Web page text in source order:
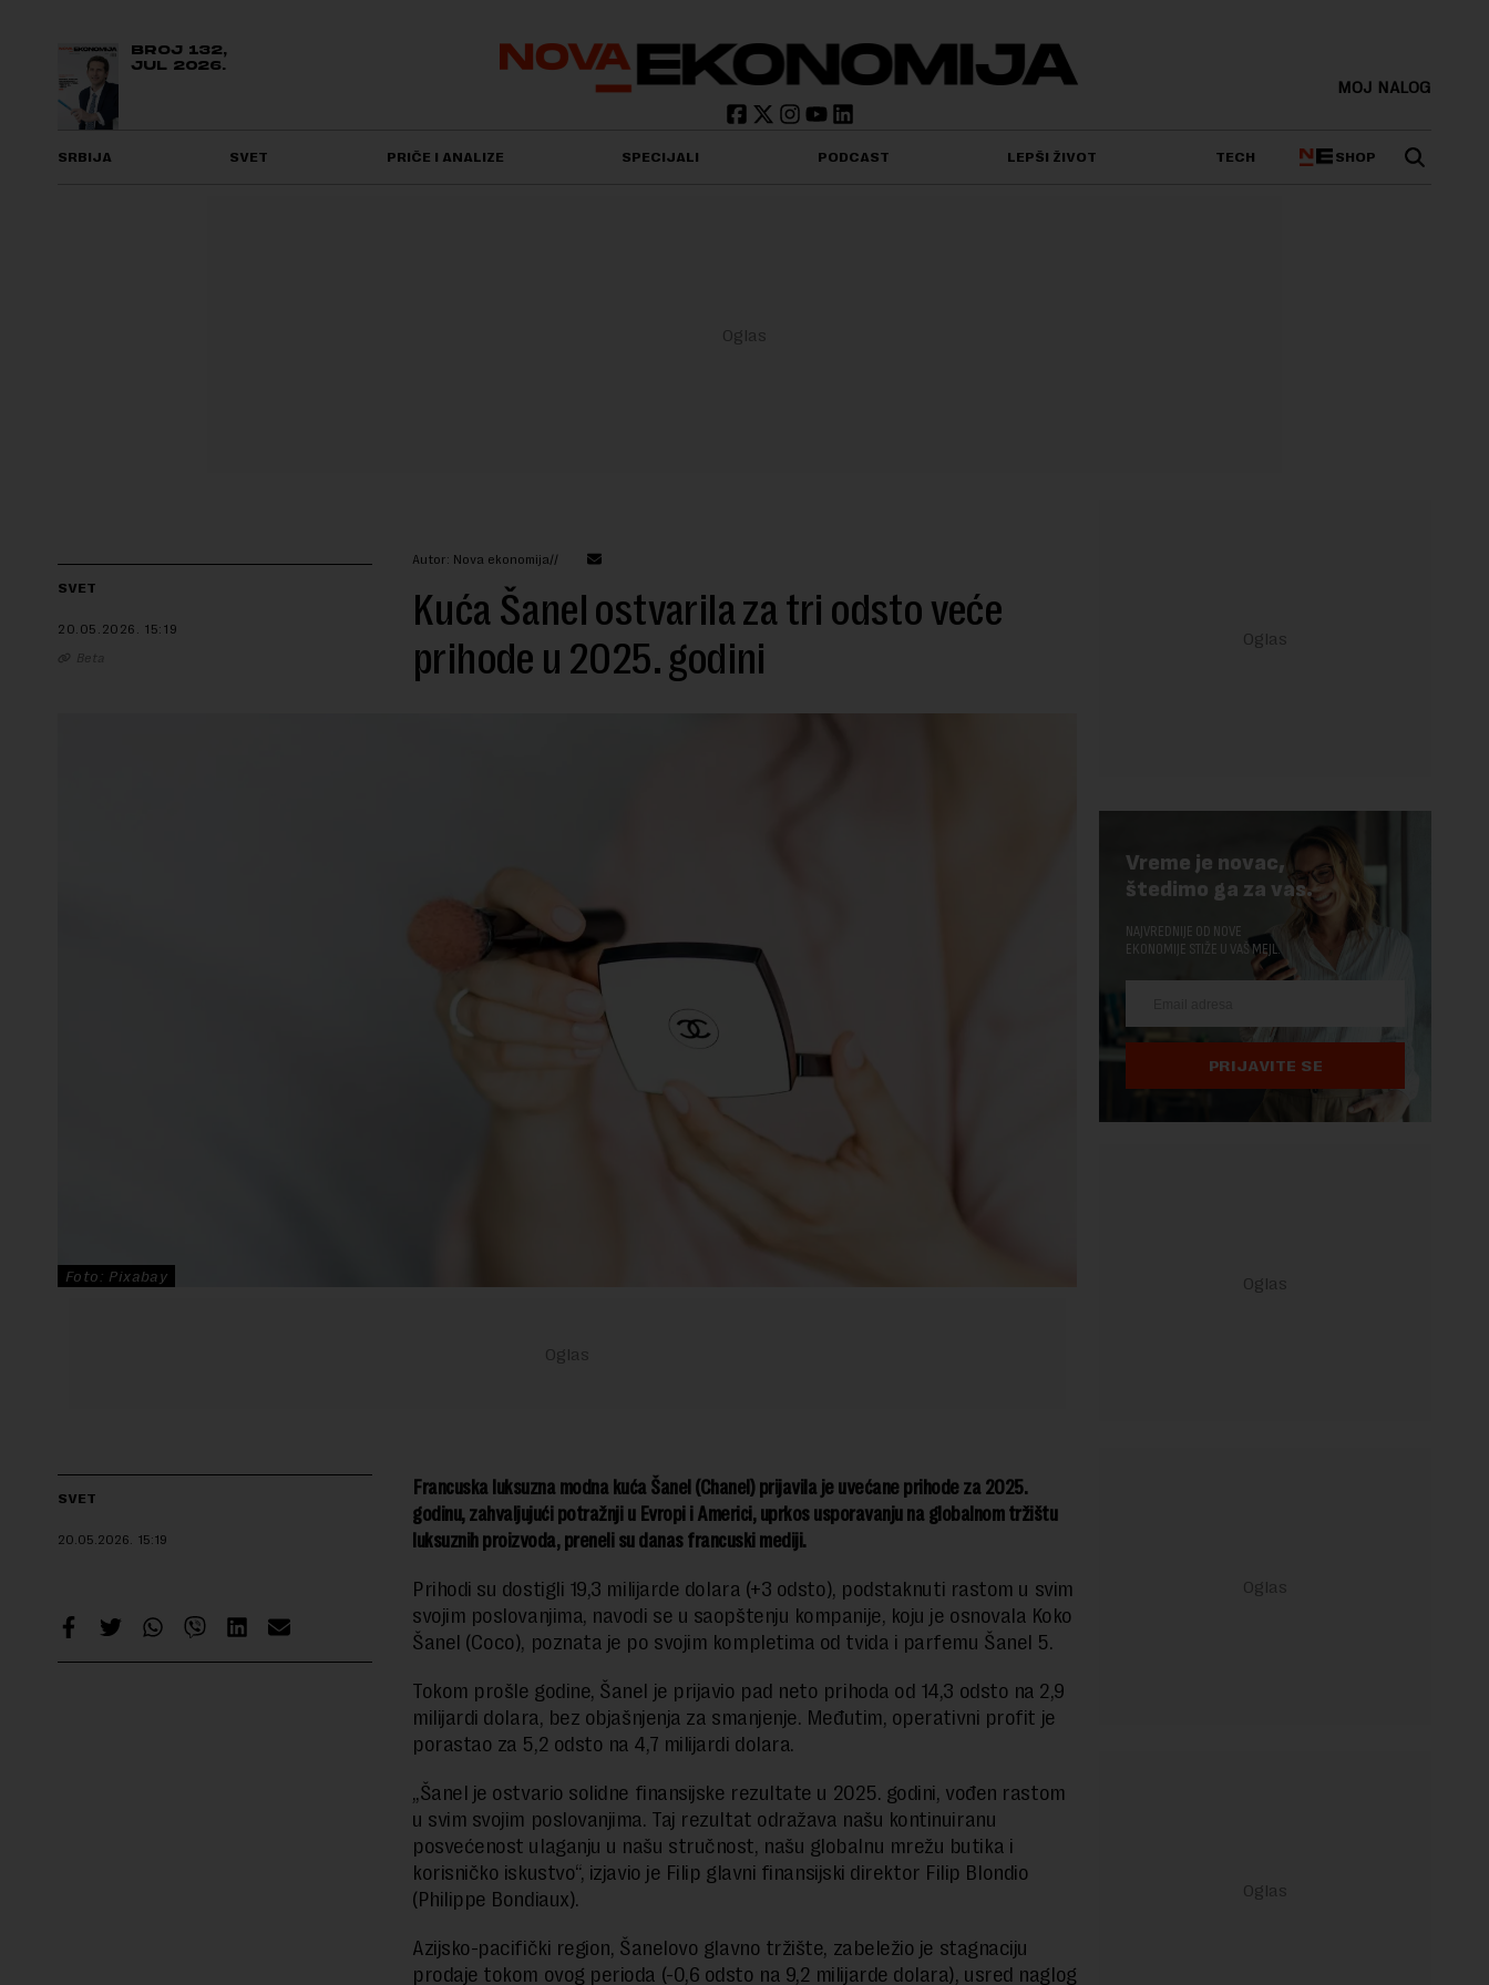
BROJ 132,
JUL 2026.
MOJ NALOG
SRBIJA SVET PRIČE I ANALIZE SPECIJALI PODCAST LEPŠI ŽIVOT TECH SHOP
SVET
20.05.2026. 15:19
Beta
Autor: Nova ekonomija//
Kuća Šanel ostvarila za tri odsto veće
prihode u 2025. godini
Foto: Pixabay
SVET
20.05.2026. 15:19
Francuska luksuzna modna kuća Šanel (Chanel) prijavila je uvećane prihode za 2025.
godinu, zahvaljujući potražnji u Evropi i Americi, uprkos usporavanju na globalnom tržištu
luksuznih proizvoda, preneli su danas francuski mediji.
Prihodi su dostigli 19,3 milijarde dolara (+3 odsto), podstaknuti rastom u svim
svojim poslovanjima, navodi se u saopštenju kompanije, koju je osnovala Koko
Šanel (Coco), poznata je po svojim kompletima od tvida i parfemu Šanel 5.
Tokom prošle godine, Šanel je prijavio pad neto prihoda od 14,3 odsto na 2,9
milijardi dolara, bez objašnjenja za smanjenje. Međutim, operativni profit je
porastao za 5,2 odsto na 4,7 milijardi dolara.
„Šanel je ostvario solidne finansijske rezultate u 2025. godini, vođen rastom
u svim svojim poslovanjima. Taj rezultat odražava našu kontinuiranu
posvećenost ulaganju u našu stručnost, našu globalnu mrežu butika i
korisničko iskustvo“, izjavio je Filip glavni finansijski direktor Filip Blondio
(Philippe Bondiaux).
Azijsko-pacifički region, Šanelovo glavno tržište, zabeležio je stagnaciju
prodaje tokom ovog perioda (-0,6 odsto na 9,2 milijarde dolara), usred naglog
Vreme je novac,
štedimo ga za vas.
NAJVREDNIJE OD NOVE
EKONOMIJE STIŽE U VAŠ MEJL.
PRIJAVITE SE